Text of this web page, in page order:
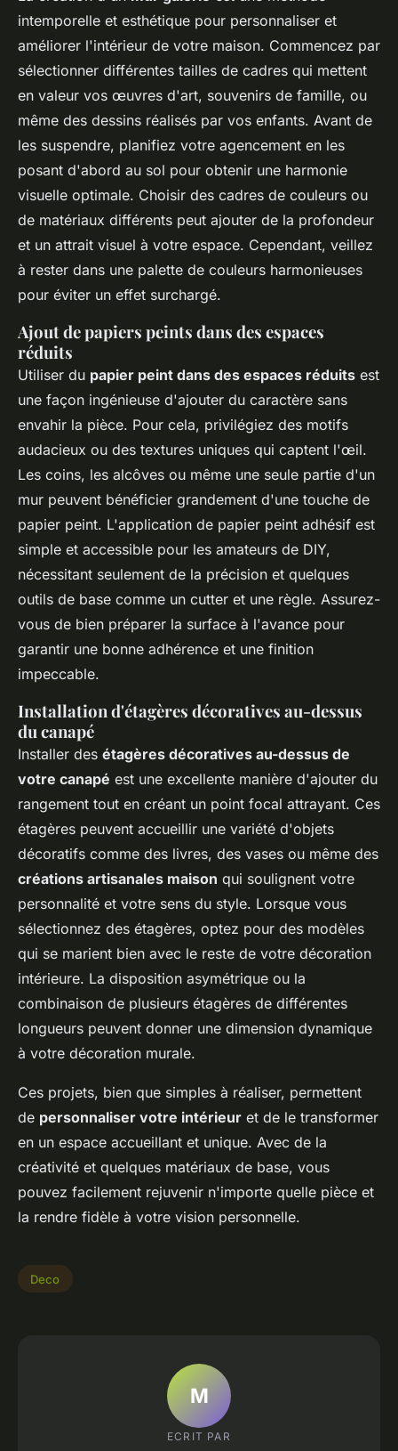
intemporelle et esthétique pour personnaliser et
améliorer l'intérieur de votre maison. Commencez par
sélectionner différentes tailles de cadres qui mettent
en valeur vos œuvres d'art, souvenirs de famille, ou
même des dessins réalisés par vos enfants. Avant de
les suspendre, planifiez votre agencement en les
posant d'abord au sol pour obtenir une harmonie
visuelle optimale. Choisir des cadres de couleurs ou
de matériaux différents peut ajouter de la profondeur
et un attrait visuel à votre espace. Cependant, veillez
à rester dans une palette de couleurs harmonieuses
pour éviter un effet surchargé.
Ajout de papiers peints dans des espaces
réduits
Utiliser du papier peint dans des espaces réduits est
une façon ingénieuse d'ajouter du caractère sans
envahir la pièce. Pour cela, privilégiez des motifs
audacieux ou des textures uniques qui captent l'œil.
Les coins, les alcôves ou même une seule partie d'un
mur peuvent bénéficier grandement d'une touche de
papier peint. L'application de papier peint adhésif est
simple et accessible pour les amateurs de DIY,
nécessitant seulement de la précision et quelques
outils de base comme un cutter et une règle. Assurez-
vous de bien préparer la surface à l'avance pour
garantir une bonne adhérence et une finition
impeccable.
Installation d'étagères décoratives au-dessus
du canapé
Installer des étagères décoratives au-dessus de
votre canapé est une excellente manière d'ajouter du
rangement tout en créant un point focal attrayant. Ces
étagères peuvent accueillir une variété d'objets
décoratifs comme des livres, des vases ou même des
créations artisanales maison qui soulignent votre
personnalité et votre sens du style. Lorsque vous
sélectionnez des étagères, optez pour des modèles
qui se marient bien avec le reste de votre décoration
intérieure. La disposition asymétrique ou la
combinaison de plusieurs étagères de différentes
longueurs peuvent donner une dimension dynamique
à votre décoration murale.
Ces projets, bien que simples à réaliser, permettent
de personnaliser votre intérieur et de le transformer
en un espace accueillant et unique. Avec de la
créativité et quelques matériaux de base, vous
pouvez facilement rejuvenir n'importe quelle pièce et
la rendre fidèle à votre vision personnelle.
Deco
M
ECRIT PAR